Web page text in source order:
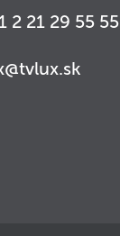
2 21 29 55 55